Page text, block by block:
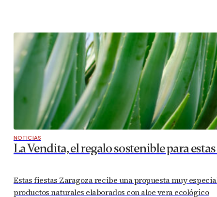
NOTICIAS
La Vendita, el regalo sostenible para
Estas fiestas Zaragoza recibe una propuesta muy
productos naturales elaborados con aloe vera ecológico